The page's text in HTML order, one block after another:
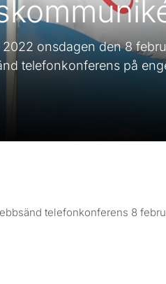
onsdagen den 8
telefonkonferens på
telefonkonferens 8